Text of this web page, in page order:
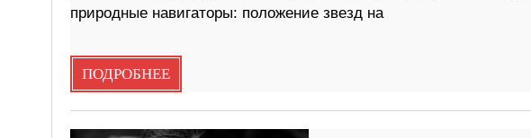
природные навигаторы: положение звезд на
ПОДРОБНЕЕ